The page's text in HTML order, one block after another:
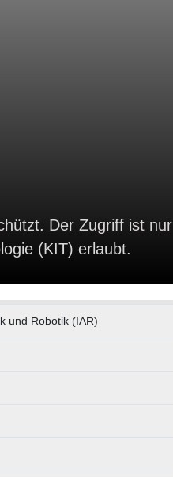
Der Zugriff ist nur
(KIT) erlaubt.
und Robotik (IAR)